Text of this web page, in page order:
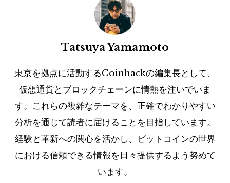
Tatsuya Yamamoto
東京を拠点に活動するCoinhackの編集長として、
仮想通貨とブロックチェーンに情熱を注いでいま
す。これらの複雑なテーマを、正確でわかりやすい
分析を通じて読者に届けることを目指しています。
経験と革新への関心を活かし、ビットコインの世界
における信頼できる情報を日々提供するよう努めて
います。